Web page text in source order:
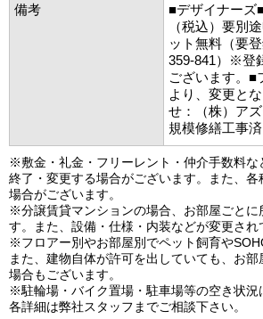
備考
■デザイナーズ
（税込）要別
ット無料（要
359-841）※登
ございます。■
より、変更と
せ：（株）ア
規模修繕工事済
※敷金・礼金・フリーレント・仲介手数料
終了・変更する場合がございます。また、
場合がございます。
※分譲賃貸マンションの場合、お部屋ごと
す。また、設備・仕様・内装などが変更さ
※フロアー別やお部屋別でペット飼育や
また、建物自体が許可を出していても、お
場合もございます。
※駐輪場・バイク置場・駐車場等の空き状況
各詳細は弊社スタッフまでご相談下さい。